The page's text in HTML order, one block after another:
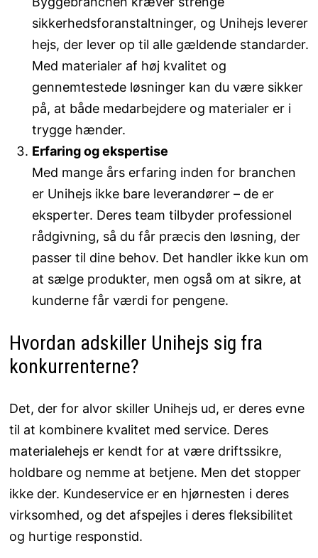
sikkerhedsforanstaltninger, og Unihejs leverer
hejs, der lever op til alle gældende standarder.
Med materialer af høj kvalitet og
gennemtestede løsninger kan du være sikker
på, at både medarbejdere og materialer er i
trygge hænder.
Erfaring og ekspertise
Med mange års erfaring inden for branchen
er Unihejs ikke bare leverandører – de er
eksperter. Deres team tilbyder professionel
rådgivning, så du får præcis den løsning, der
passer til dine behov. Det handler ikke kun om
at sælge produkter, men også om at sikre, at
kunderne får værdi for pengene.
Hvordan adskiller Unihejs sig fra
konkurrenterne?
Det, der for alvor skiller Unihejs ud, er deres evne
til at kombinere kvalitet med service. Deres
materialehejs er kendt for at være driftssikre,
holdbare og nemme at betjene. Men det stopper
ikke der. Kundeservice er en hjørnesten i deres
virksomhed, og det afspejles i deres fleksibilitet
og hurtige responstid.